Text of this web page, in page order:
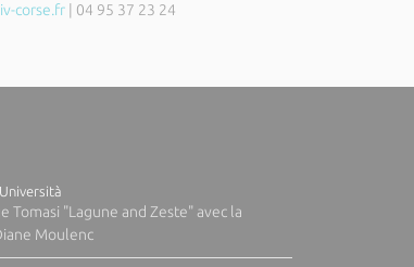
corse.fr| 04 95 37 23 24
Tomasi "Lagune and Zeste" avec la
Moulenc